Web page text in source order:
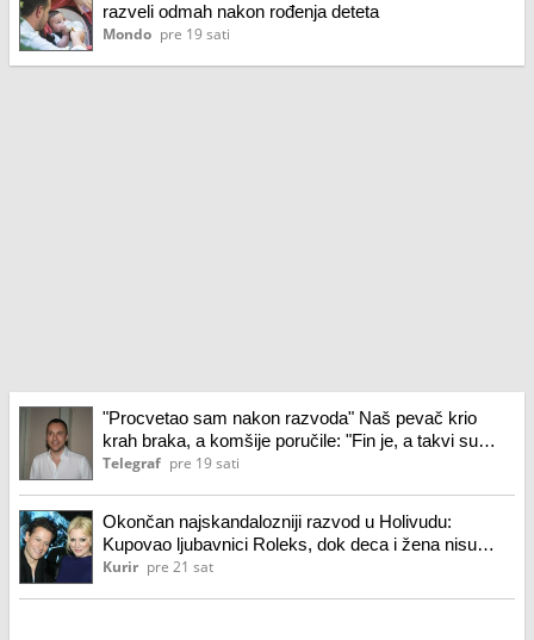
razveli odmah nakon rođenja deteta
Mondo pre 19 sati
"Procvetao sam nakon razvoda" Naš pevač krio
krah braka, a komšije poručile: "Fin je, a takvi su
najgori"
Telegraf pre 19 sati
Okončan najskandalozniji razvod u Holivudu:
Kupovao ljubavnici Roleks, dok deca i žena nisu
imali šta da jedu
Kurir pre 21 sat